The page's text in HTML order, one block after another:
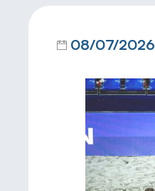
08/07/2026